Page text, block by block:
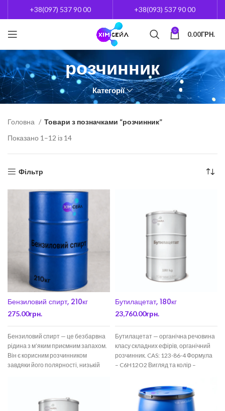
+38(097) 537 90 00 +38(093) 537 90 00
0 0.00ГРН.
розчинник
Категорії
Головна
Товари з позначками “розчинник”
Показано 1–12 із 14
Фільтр
Бензиловий спирт, 210кг
275.00грн.
Бензиловий спирт — це безбарвна
рідина з м’яким приємним запахом.
Він є корисним розчинником
завдяки його полярності, низькій
Бутилацетат, 180кг
23,760.00грн.
Бутилацетат — органічна речовина
класу складних ефірів, органічний
розчинник. CAS: 123-86-4 Формула
– C6H12O2 Вигляд та колір –